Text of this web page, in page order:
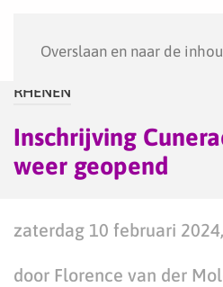
Overslaan en naar de
RHENEN
Inschrijving
weer geopend
zaterdag 10 februari
door Florence van der